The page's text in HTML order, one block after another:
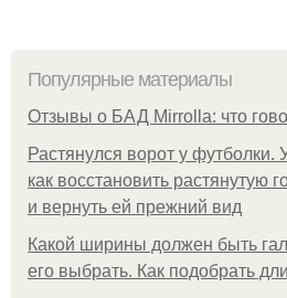
Популярные материалы
Отзывы о БАД Mirrolla: что
Растянулся ворот у футболки.
как восстановить растянутую
и вернуть ей прежний вид
Какой ширины должен быть
его выбрать. Как подобрать